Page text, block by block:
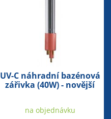
UV-C náhradní bazénová
zářivka (40W) - novější
na objednávku